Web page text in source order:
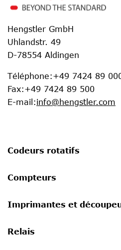
Hengstler GmbH
Uhlandstr. 49
D-78554 Aldingen
Téléphone:+49 7424 89
Fax:+49 7424 89 500
E-mail :info@hengstler.com
Codeurs rotatifs
Compteurs
Imprimantes et
Relais